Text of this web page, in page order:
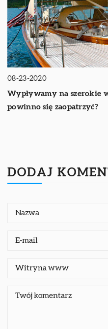
08-23-2020
Wypływamy na szerokie
powinno się zaopatrzyć?
DODAJ